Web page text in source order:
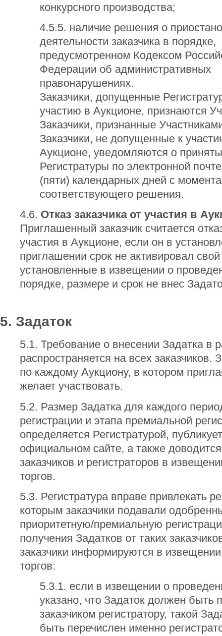
конкурсного производства;
4.5.5. наличие решения о
деятельности заказчика в порядке,
предусмотренном Кодексом
Федерации об административных
правонарушениях.
Заказчики, допущенные
участию в Аукционе, признаются
Заказчики, признанные
Заказчики, не допущенные к
Аукционе, уведомляются о
Регистратуры по электронной
(пяти) календарных дней с
соответствующего решения.
4.6. Отказ заказчика от участия в
Приглашенный заказчик считается
участия в Аукционе, если он в
приглашении срок не активировал
установленные в извещении о
порядке, размере и срок не внес
5. Задаток
5.1. Требование о внесении Задатка в
распространяется на всех заказчиков.
по каждому Аукциону, в котором
желает участвовать.
5.2. Размер Задатка для каждого
регистрации и этапа премиальной
определяется Регистратурой,
официальном сайте, а также
заказчиков и регистраторов в
торгов.
5.3. Регистратура вправе привлекать
которым заказчики подавали
приоритетную/премиальную
получения Задатков от таких
заказчики информируются в
торгов:
5.3.1. если в извещении о
указано, что Задаток должен быть
заказчиком регистратору, такой
быть перечислен именно